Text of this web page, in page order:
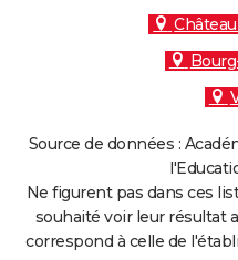
Source de données :
Ne figurent pas dans ces
souhaité voir leur résultat
correspond à celle de